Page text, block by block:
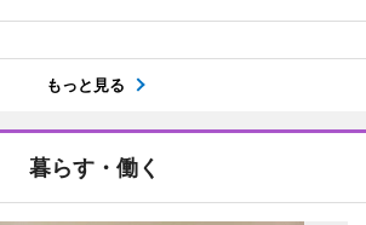
もっと見る
暮らす・働く